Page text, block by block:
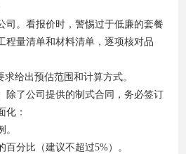
司。看报价时，警惕过于低廉的套餐
程量清单和材料清单，逐项核对品
给出预估范围和计算方式。
除了公司提供的制式合同，务必签订
化：
分比（建议不超过5%）。